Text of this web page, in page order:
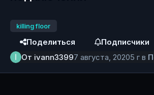
killing floor
Поделиться
Подписчики
От ivann33997 августа, 20205 г в